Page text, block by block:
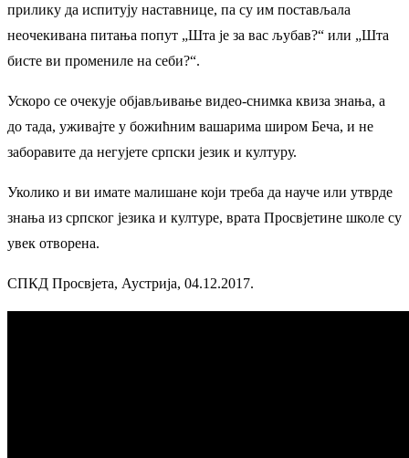
прилику да испитују наставнице, па су им постављала
неочекивана питања попут „Шта је за вас љубав?“ или „Шта
бисте ви промениле на себи?“.
Ускоро се очекује објављивање видео-снимка квиза знања, а
до тада, уживајте у божићним вашарима широм Беча, и не
заборавите да негујете српски језик и културу.
Уколико и ви имате малишане који треба да науче или утврде
знања из српског језика и културе, врата Просвјетине школе су
увек отворена.
СПКД Просвјета, Аустрија, 04.12.2017.